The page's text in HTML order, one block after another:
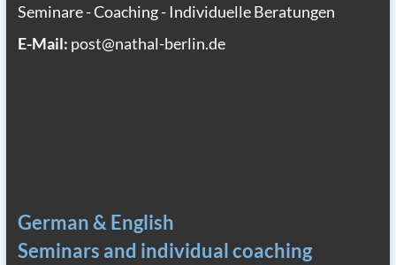
Seminare - Coaching - Individuelle Beratungen
E-Mail: post@nathal-berlin.de
German & English
Seminars and individual coaching